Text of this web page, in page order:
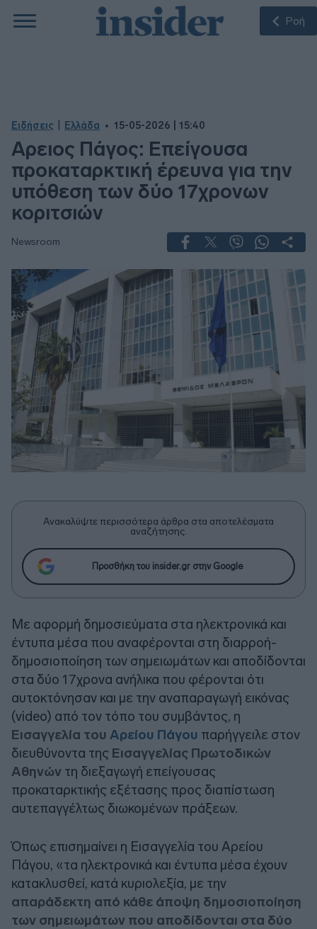
Ροή
Ειδήσεις Ελλάδα 15-05-2026 | 15:40
Αρειος Πάγος: Επείγουσα
προκαταρκτική έρευνα για την
υπόθεση των δύο 17χρονων
κοριτσιών
Newsroom
Ανακαλύψτε περισσότερα άρθρα στα αποτελέσματα
αναζήτησης.
Προσθήκη του insider.gr στην Google
Με αφορμή δημοσιεύματα στα ηλεκτρονικά και
έντυπα μέσα που αναφέρονται στη διαρροή-
δημοσιοποίηση των σημειωμάτων και αποδίδονται
στα δύο 17χρονα ανήλικα που φέρονται ότι
αυτοκτόνησαν και με την αναπαραγωγή εικόνας
(video) από τον τόπο του συμβάντος, η
Εισαγγελία του Αρείου Πάγου παρήγγειλε στον
διευθύνοντα της Εισαγγελίας Πρωτοδικών
Αθηνών τη διεξαγωγή επείγουσας
προκαταρκτικής εξέτασης προς διαπίστωση
αυτεπαγγέλτως διωκομένων πράξεων.
Όπως επισημαίνει η Εισαγγελία του Αρείου
Πάγου, «τα ηλεκτρονικά και έντυπα μέσα έχουν
κατακλυσθεί, κατά κυριολεξία, με την
απαράδεκτη από κάθε άποψη δημοσιοποίηση
των σημειωμάτων που αποδίδονται στα δύο